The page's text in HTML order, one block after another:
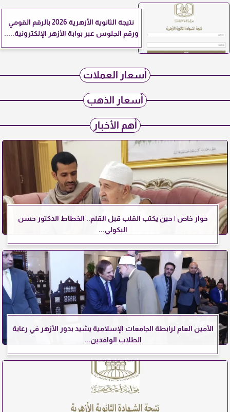
نتيجة الثانوية الأزهرية 2026 بالرقم القومي
ورقم الجلوس عبر بوابة الأزهر الإلكترونية.....
أسعار العملات
أسعار الذهب
أهم الأخبار
حوار خاص | حين يكتب القلب قبل القلم.. الخطاط الدكتور حسن
البكولي...
الأمين العام لرابطة الجامعات الإسلامية يشيد بدور الأزهر في رعاية
الطلاب الوافدين...